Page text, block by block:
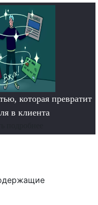
которая превратит
в клиента